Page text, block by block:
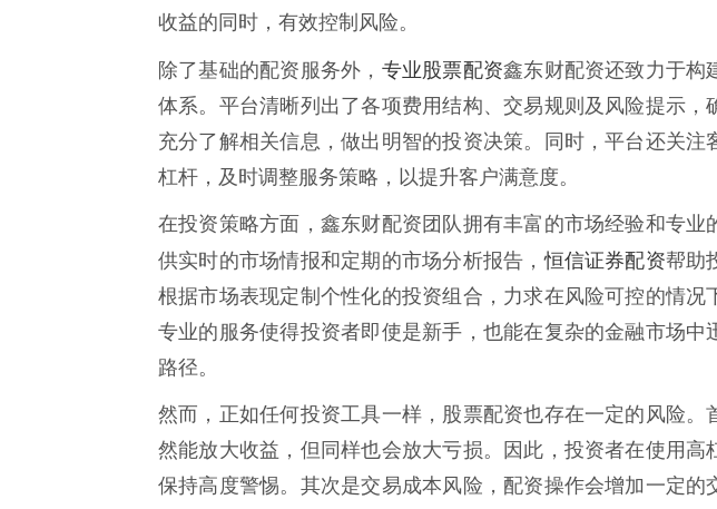
收益的同时，有效控制风险。
除了基础的配资服务外， 专业股票配资鑫东财配资还致力于构
体系。平台清晰列出了各项费用结构、交易规则及风险提示，
充分了解相关信息，做出明智的投资决策。同时，平台还关注
杠杆，及时调整服务策略，以提升客户满意度。
在投资策略方面，鑫东财配资团队拥有丰富的市场经验和专业
供实时的市场情报和定期的市场分析报告，恒信证券配资帮助
根据市场表现定制个性化的投资组合，力求在风险可控的情况
专业的服务使得投资者即使是新手，也能在复杂的金融市场中
路径。
然而，正如任何投资工具一样，股票配资也存在一定的风险。
然能放大收益，但同样也会放大亏损。因此，投资者在使用高
保持高度警惕。其次是交易成本风险，配资操作会增加一定的